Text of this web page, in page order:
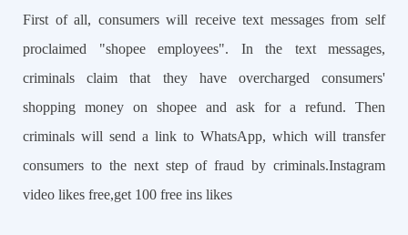
First of all, consumers will receive text messages from self
proclaimed "shopee employees". In the text messages,
criminals claim that they have overcharged consumers'
shopping money on shopee and ask for a refund. Then
criminals will send a link to WhatsApp, which will transfer
consumers to the next step of fraud by criminals.Instagram
video likes free,get 100 free ins likes